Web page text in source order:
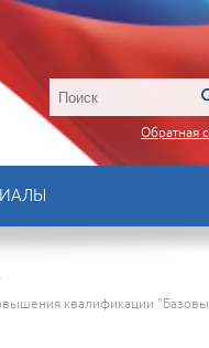
Обратная
квалификации